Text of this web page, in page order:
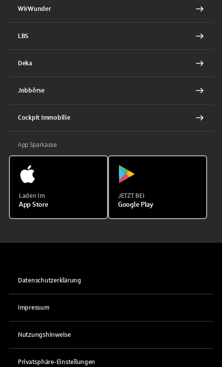
WirWunder
LBS
Deka
Jobbörse
Cockpit Immobilie
App Sparkasse
Laden im
App Store
JETZT BEI
Google Play
Datenschutzerklärung
Impressum
Nutzungshinweise
Privatsphäre-Einstellungen